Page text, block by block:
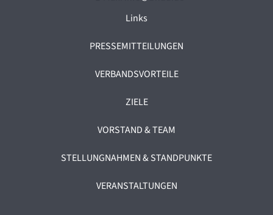
Links
PRESSEMITTEILUNGEN
VERBANDSVORTEILE
ZIELE
VORSTAND & TEAM
STELLUNGNAHMEN & STANDPUNKTE
VERANSTALTUNGEN